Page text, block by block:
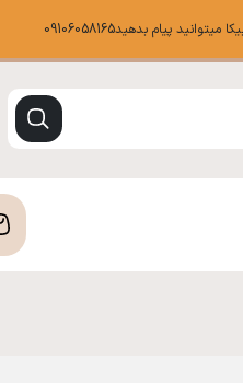
پیام بدهید09106058165